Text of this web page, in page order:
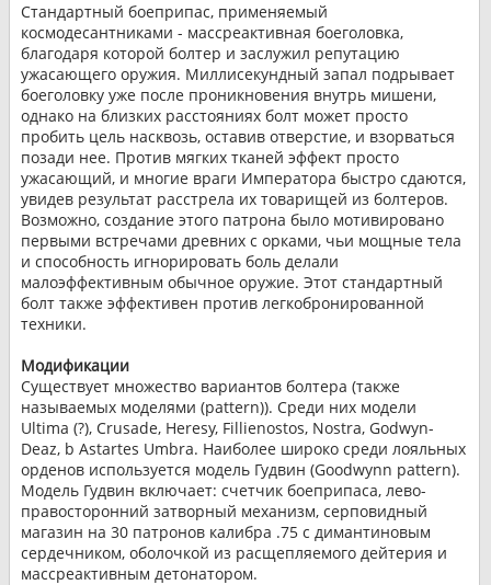
Стандартный боеприпас, применяемый
космодесантниками - массреактивная боеголовка,
благодаря которой болтер и заслужил репутацию
ужасающего оружия. Миллисекундный запал подрывает
боеголовку уже после проникновения внутрь мишени,
однако на близких расстояниях болт может просто
пробить цель насквозь, оставив отверстие, и взорваться
позади нее. Против мягких тканей эффект просто
ужасающий, и многие враги Императора быстро сдаются,
увидев результат расстрела их товарищей из болтеров.
Возможно, создание этого патрона было мотивировано
первыми встречами древних с орками, чьи мощные тела
и способность игнорировать боль делали
малоэффективным обычное оружие. Этот стандартный
болт также эффективен против легкобронированной
техники.
Модификации
Существует множество вариантов болтера (также
называемых моделями (pattern)). Среди них модели
Ultima (?), Crusade, Heresy, Fillienostos, Nostra, Godwyn-
Deaz, b Astartes Umbra. Наиболее широко среди лояльных
орденов используется модель Гудвин (Goodwynn pattern).
Модель Гудвин включает: счетчик боеприпаса, лево-
правосторонний затворный механизм, серповидный
магазин на 30 патронов калибра .75 с димантиновым
сердечником, оболочкой из расщепляемого дейтерия и
массреактивным детонатором.